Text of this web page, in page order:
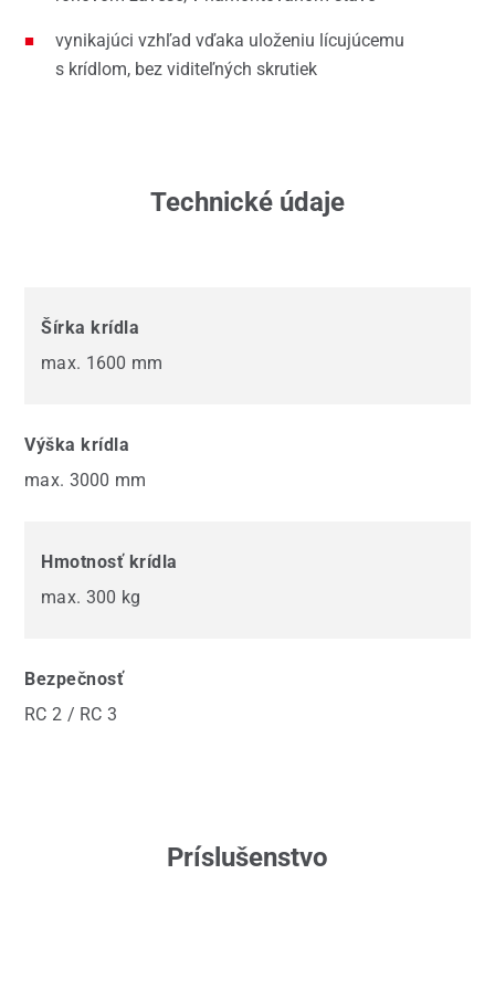
vynikajúci vzhľad vďaka uloženiu lícujúcemu
s krídlom, bez viditeľných skrutiek
Technické údaje
Šírka krídla
max. 1600 mm
Výška krídla
max. 3000 mm
Hmotnosť krídla
max. 300 kg
Bezpečnosť
RC 2 / RC 3
Príslušenstvo